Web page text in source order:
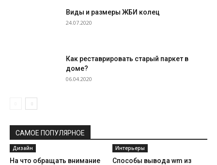
Виды и размеры ЖБИ колец
24.07.2020
Как реставрировать старый паркет в
доме?
06.04.2020
САМОЕ ПОПУЛЯРНОЕ
Дизайн
На что обращать внимание
Интерьеры
Способы вывода wm из